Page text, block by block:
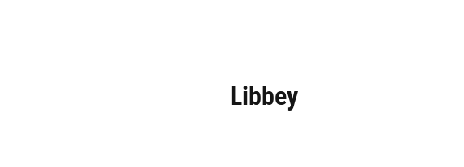
Libbey